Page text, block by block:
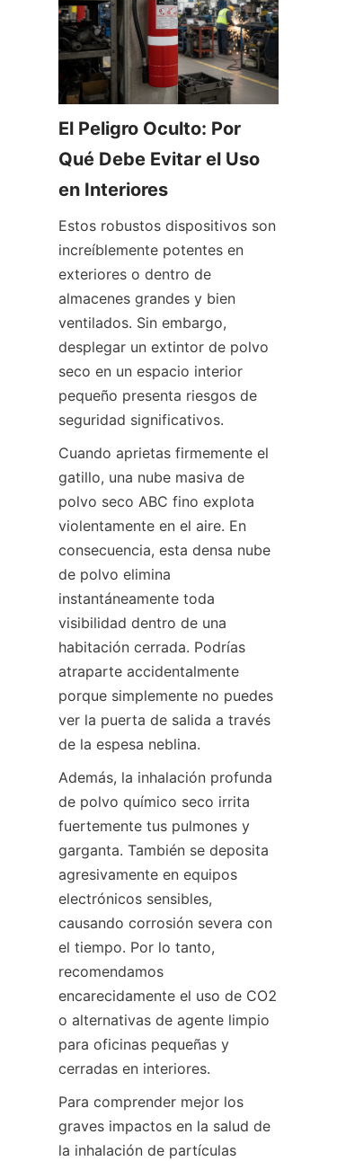
El Peligro Oculto: Por
Qué Debe Evitar el Uso
en Interiores
Estos robustos dispositivos son
increíblemente potentes en
exteriores o dentro de
almacenes grandes y bien
ventilados. Sin embargo,
desplegar un extintor de polvo
seco en un espacio interior
pequeño presenta riesgos de
seguridad significativos.
Cuando aprietas firmemente el
gatillo, una nube masiva de
polvo seco ABC fino explota
violentamente en el aire. En
consecuencia, esta densa nube
de polvo elimina
instantáneamente toda
visibilidad dentro de una
habitación cerrada. Podrías
atraparte accidentalmente
porque simplemente no puedes
ver la puerta de salida a través
de la espesa neblina.
Además, la inhalación profunda
de polvo químico seco irrita
fuertemente tus pulmones y
garganta. También se deposita
agresivamente en equipos
electrónicos sensibles,
causando corrosión severa con
el tiempo. Por lo tanto,
recomendamos
encarecidamente el uso de CO2
o alternativas de agente limpio
para oficinas pequeñas y
cerradas en interiores.
Para comprender mejor los
graves impactos en la salud de
la inhalación de partículas